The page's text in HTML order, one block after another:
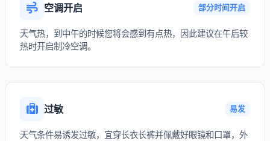
空调开启 部分时间开启
天气热，到中午的时候您将会感到有点热，因此建议在午后较
热时开启制冷空调。
过敏 易发
天气条件易诱发过敏，宜穿长衣长裤并佩戴好眼镜和口罩，外